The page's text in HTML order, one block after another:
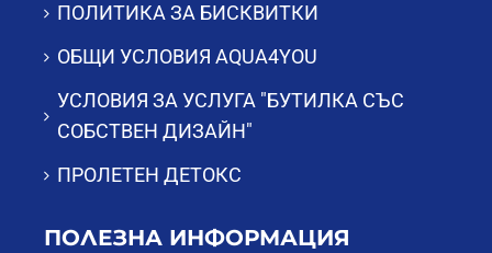
ПОЛИТИКА ЗА БИСКВИТКИ
ОБЩИ УСЛОВИЯ AQUA4YOU
УСЛОВИЯ ЗА УСЛУГА "БУТИЛКА СЪС
СОБСТВЕН ДИЗАЙН"
ПРОЛЕТЕН ДЕТОКС
ПОЛЕЗНА ИНФОРМАЦИЯ